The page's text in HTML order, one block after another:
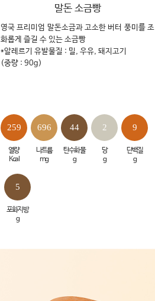
말돈 소금빵
영국 프리미엄 말돈소금과 고소한 버터 풍미를 조
화롭게 즐길 수 있는 소금빵
*알레르기 유발물질 : 밀, 우유, 돼지고기
(중량 : 90g)
259
열량
Kcal
696
나트륨
mg
44
탄수화물
g
2
당
g
9
단백질
g
5
포화지방
g